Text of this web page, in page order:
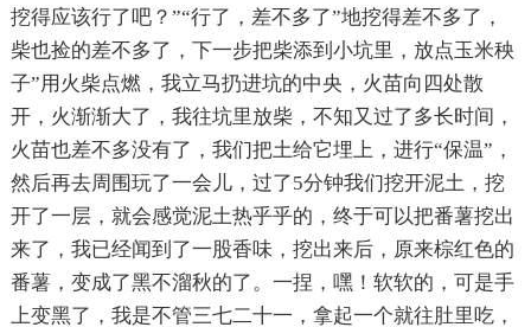
挖得应该行了吧？”“行了，差不多了”地挖得差不多了，
柴也捡的差不多了，下一步把柴添到小坑里，放点玉米秧
子”用火柴点燃，我立马扔进坑的中央，火苗向四处散
开，火渐渐大了，我往坑里放柴，不知又过了多长时间，
火苗也差不多没有了，我们把土给它埋上，进行“保温”，
然后再去周围玩了一会儿，过了5分钟我们挖开泥土，挖
开了一层，就会感觉泥土热乎乎的，终于可以把番薯挖出
来了，我已经闻到了一股香味，挖出来后，原来棕红色的
番薯，变成了黑不溜秋的了。一捏，嘿！软软的，可是手
上变黑了，我是不管三七二十一，拿起一个就往肚里吃，